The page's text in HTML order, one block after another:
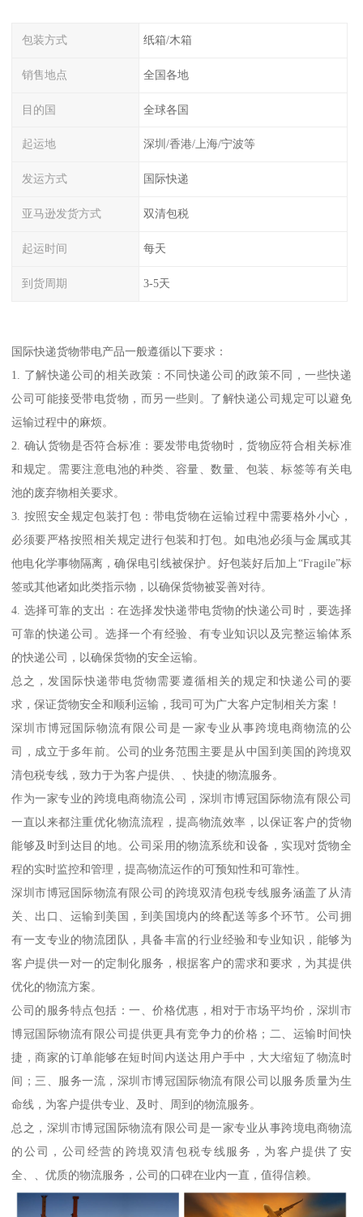
包装方式 纸箱/木箱
销售地点 全国各地
目的国 全球各国
起运地 深圳/香港/上海/宁波等
发运方式 国际快递
亚马逊发货方式 双清包税
起运时间 每天
到货周期 3-5天
国际快递货物带电产品一般遵循以下要求：
1. 了解快递公司的相关政策：不同快递公司的政策不同，一些快递
公司可能接受带电货物，而另一些则。了解快递公司规定可以避免
运输过程中的麻烦。
2. 确认货物是否符合标准：要发带电货物时，货物应符合相关标准
和规定。需要注意电池的种类、容量、数量、包装、标签等有关电
池的废弃物相关要求。
3. 按照安全规定包装打包：带电货物在运输过程中需要格外小心，
必须要严格按照相关规定进行包装和打包。如电池必须与金属或其
他电化学事物隔离，确保电引线被保护。好包装好后加上“Fragile”标
签或其他诸如此类指示物，以确保货物被妥善对待。
4. 选择可靠的支出：在选择发快递带电货物的快递公司时，要选择
可靠的快递公司。选择一个有经验、有专业知识以及完整运输体系
的快递公司，以确保货物的安全运输。
总之，发国际快递带电货物需要遵循相关的规定和快递公司的要
求，保证货物安全和顺利运输，我司可为广大客户定制相关方案！
深圳市博冠国际物流有限公司是一家专业从事跨境电商物流的公
司，成立于多年前。公司的业务范围主要是从中国到美国的跨境双
清包税专线，致力于为客户提供、、快捷的物流服务。
作为一家专业的跨境电商物流公司，深圳市博冠国际物流有限公司
一直以来都注重优化物流流程，提高物流效率，以保证客户的货物
能够及时到达目的地。公司采用的物流系统和设备，实现对货物全
程的实时监控和管理，提高物流运作的可预知性和可靠性。
深圳市博冠国际物流有限公司的跨境双清包税专线服务涵盖了从清
关、出口、运输到美国，到美国境内的终配送等多个环节。公司拥
有一支专业的物流团队，具备丰富的行业经验和专业知识，能够为
客户提供一对一的定制化服务，根据客户的需求和要求，为其提供
优化的物流方案。
公司的服务特点包括：一、价格优惠，相对于市场平均价，深圳市
博冠国际物流有限公司提供更具有竞争力的价格；二、运输时间快
捷，商家的订单能够在短时间内送达用户手中，大大缩短了物流时
间；三、服务一流，深圳市博冠国际物流有限公司以服务质量为生
命线，为客户提供专业、及时、周到的物流服务。
总之，深圳市博冠国际物流有限公司是一家专业从事跨境电商物流
的公司，公司经营的跨境双清包税专线服务，为客户提供了安
全、、优质的物流服务，公司的口碑在业内一直，值得信赖。